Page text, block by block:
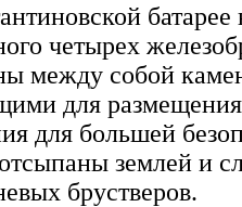
батарее
четырех
между собой
для
для большей
землей и
брустверов.